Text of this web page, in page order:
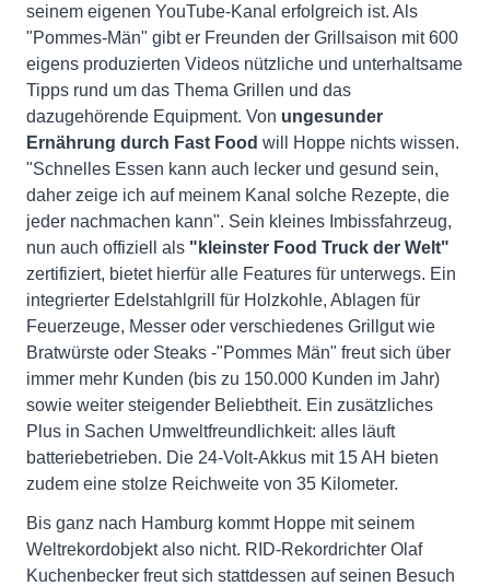
seinem eigenen YouTube-Kanal erfolgreich ist. Als
"Pommes-Män" gibt er Freunden der Grillsaison mit 600
eigens produzierten Videos nützliche und unterhaltsame
Tipps rund um das Thema Grillen und das
dazugehörende Equipment. Von ungesunder
Ernährung durch Fast Food will Hoppe nichts wissen.
"Schnelles Essen kann auch lecker und gesund sein,
daher zeige ich auf meinem Kanal solche Rezepte, die
jeder nachmachen kann". Sein kleines Imbissfahrzeug,
nun auch offiziell als "kleinster Food Truck der Welt"
zertifiziert, bietet hierfür alle Features für unterwegs. Ein
integrierter Edelstahlgrill für Holzkohle, Ablagen für
Feuerzeuge, Messer oder verschiedenes Grillgut wie
Bratwürste oder Steaks -"Pommes Män" freut sich über
immer mehr Kunden (bis zu 150.000 Kunden im Jahr)
sowie weiter steigender Beliebtheit. Ein zusätzliches
Plus in Sachen Umweltfreundlichkeit: alles läuft
batteriebetrieben. Die 24-Volt-Akkus mit 15 AH bieten
zudem eine stolze Reichweite von 35 Kilometer.
Bis ganz nach Hamburg kommt Hoppe mit seinem
Weltrekordobjekt also nicht. RID-Rekordrichter Olaf
Kuchenbecker freut sich stattdessen auf seinen Besuch